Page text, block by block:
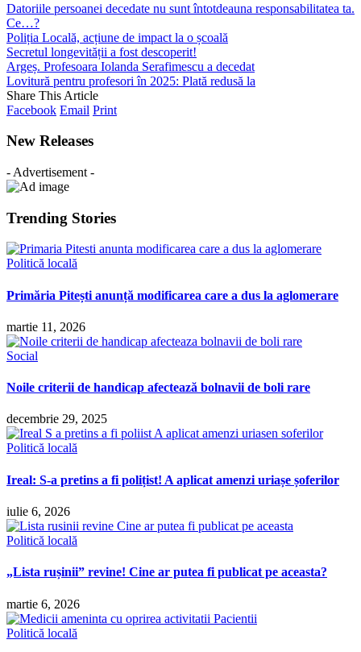
Datoriile persoanei decedate nu sunt întotdeauna responsabilitatea ta.
Ce…?
Poliția Locală, acțiune de impact la o școală
Secretul longevității a fost descoperit!
Argeș. Profesoara Iolanda Serafimescu a decedat
Lovitură pentru profesori în 2025: Plată redusă la
Share This Article
Facebook Email Print
New Releases
- Advertisement -
Trending Stories
Politică locală
Primăria Pitești anunță modificarea care a dus la aglomerare
martie 11, 2026
Social
Noile criterii de handicap afectează bolnavii de boli rare
decembrie 29, 2025
Politică locală
Ireal: S-a pretins a fi polițist! A aplicat amenzi uriașe șoferilor
iulie 6, 2026
Politică locală
„Lista rușinii” revine! Cine ar putea fi publicat pe aceasta?
martie 6, 2026
Politică locală